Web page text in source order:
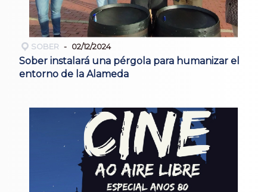
SOBER 02/12/2024
Sober instalará una pérgola para humanizar el
entorno de la Alameda